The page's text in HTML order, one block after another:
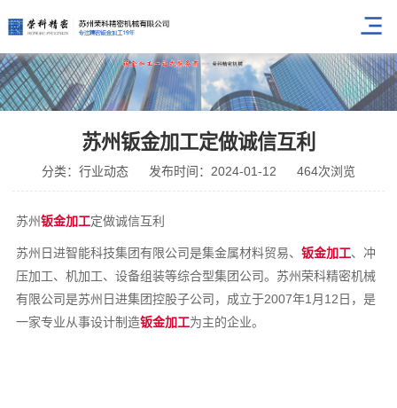
苏州钣金加工定做诚信互利
分类：行业动态 发布时间：2024-01-12 464次浏览
苏州钣金加工定做诚信互利
苏州日进智能科技集团有限公司是集金属材料贸易、钣金加工、冲
压加工、机加工、设备组装等综合型集团公司。苏州荣科精密机械
有限公司是苏州日进集团控股子公司，成立于2007年1月12日，是
一家专业从事设计制造钣金加工为主的企业。